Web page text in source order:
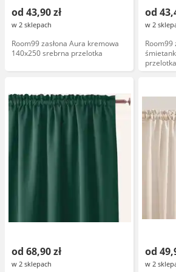
od 43,90 zł
w 2 sklepach
Room99 zasłona Aura kremowa
140x250 srebrna przelotka
od
w 2
Room99
przelotka
od 68,90 zł
w 2 sklepach
od
w 2